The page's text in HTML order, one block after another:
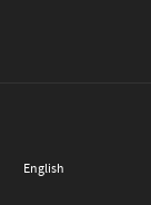
English